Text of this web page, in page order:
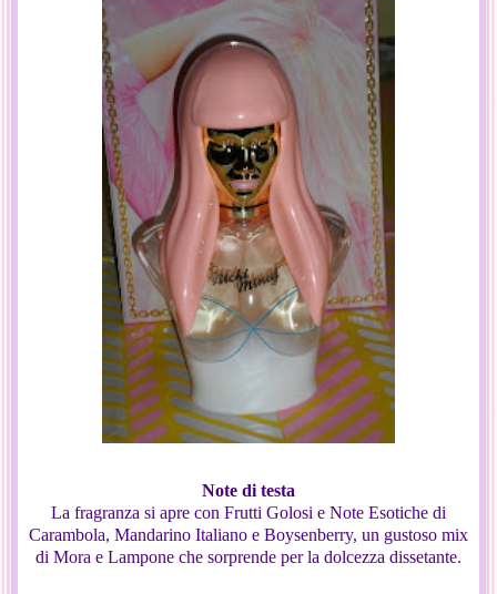
Note di testa
La fragranza si apre con Frutti Golosi e Note Esotiche di
Carambola, Mandarino Italiano e Boysenberry, un gustoso mix
di Mora e Lampone che sorprende per la dolcezza dissetante.